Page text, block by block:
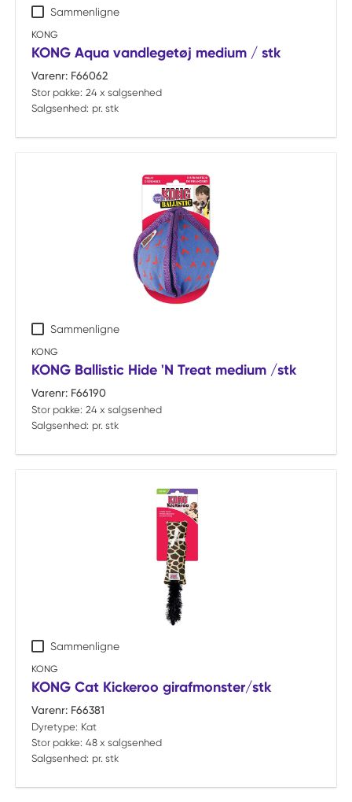
Sammenligne
KONG
KONG Aqua vandlegetøj medium / stk
Varenr: F66062
Stor pakke: 24 x salgsenhed
Salgsenhed: pr. stk
Sammenligne
KONG
KONG Ballistic Hide 'N Treat medium /stk
Varenr: F66190
Stor pakke: 24 x salgsenhed
Salgsenhed: pr. stk
Sammenligne
KONG
KONG Cat Kickeroo girafmonster/stk
Varenr: F66381
Dyretype: Kat
Stor pakke: 48 x salgsenhed
Salgsenhed: pr. stk